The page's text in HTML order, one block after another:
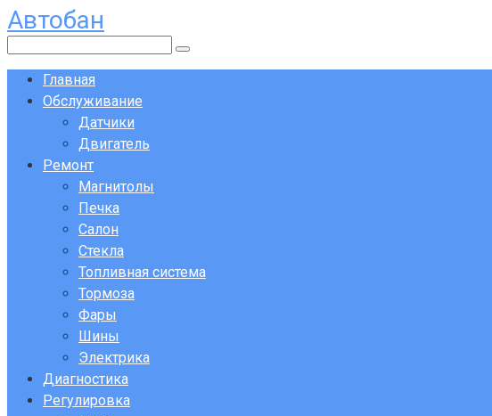
Перейти
к
контенту
Автобан
Главная
Обслуживание
Датчики
Двигатель
Ремонт
Магнитолы
Печка
Салон
Стекла
Топливная система
Тормоза
Фары
Шины
Электрика
Диагностика
Регулировка